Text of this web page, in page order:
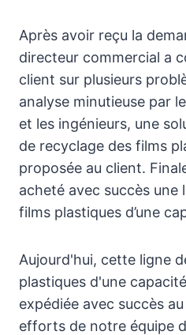
Après avoir reçu la
directeur commercial a
client sur plusieurs
analyse minutieuse par
et les ingénieurs, une
de recyclage des films
proposée au client.
acheté avec succès une
films plastiques d’une
Aujourd'hui, cette ligne
plastiques d'une
expédiée avec succès
efforts de notre équipe